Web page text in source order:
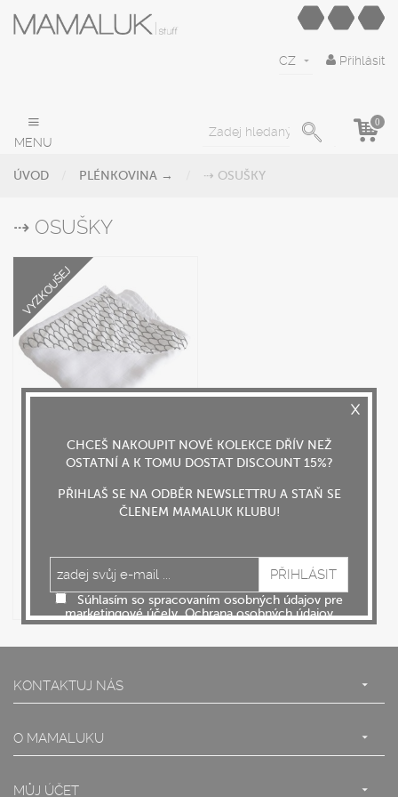
Přihlásit
CZ
MENU
0
ÚVOD PLÉNKOVINA → ⇢ OSUŠKY
CHCEŠ NAKOUPIT NOVÉ KOLEKCE DŘÍV NEŽ
OSTATNÍ A K TOMU DOSTAT DISCOUNT 15%?
PŘIHLAŠ SE NA ODBĚR NEWSLETTRU A STAŇ SE
ČLENEM MAMALUK KLUBU!
Súhlasím so spracovaním osobných údajov pre
marketingové účely.Ochrana osobných údajov
⇢ OSUŠKY
skladem
VYZKOUŠEJ
DO KOŠÍKU
KONTAKTUJ NÁS
O MAMALUKU
MŮJ ÚČET